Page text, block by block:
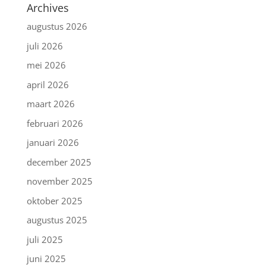
Archives
augustus 2026
juli 2026
mei 2026
april 2026
maart 2026
februari 2026
januari 2026
december 2025
november 2025
oktober 2025
augustus 2025
juli 2025
juni 2025